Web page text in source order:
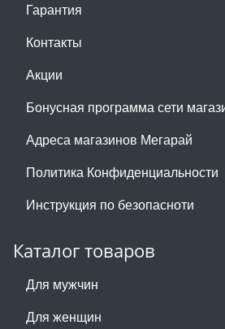
Гарантия
Контакты
Акции
Бонусная программа сети
Адреса магазинов Мегарай
Политика Конфиденциальности
Инструкция по безопасноти
Каталог товаров
Для мужчин
Для женщин